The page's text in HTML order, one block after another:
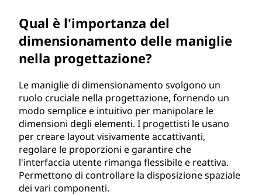
Qual è l'importanza del
dimensionamento delle maniglie
nella progettazione?
Le maniglie di dimensionamento svolgono un
ruolo cruciale nella progettazione, fornendo un
modo semplice e intuitivo per manipolare le
dimensioni degli elementi. I progettisti le usano
per creare layout visivamente accattivanti,
regolare le proporzioni e garantire che
l'interfaccia utente rimanga flessibile e reattiva.
Permettono di controllare la disposizione spaziale
dei vari componenti.